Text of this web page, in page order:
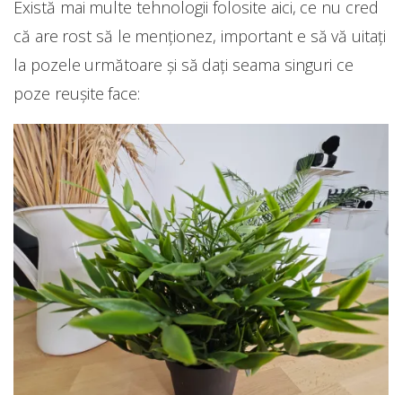
Există mai multe tehnologii folosite aici, ce nu cred
că are rost să le menționez, important e să vă uitați
la pozele următoare și să dați seama singuri ce
poze reușite face: